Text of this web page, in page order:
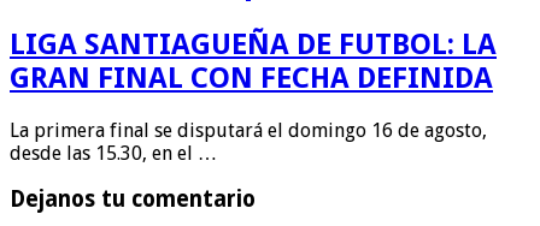
LIGA SANTIAGUEÑA DE FUTBOL: LA
GRAN FINAL CON FECHA DEFINIDA
La primera final se disputará el domingo 16 de agosto,
desde las 15.30, en el …
Dejanos tu comentario